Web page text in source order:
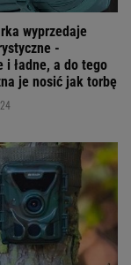
wyprzedaje
-
i ładne, a do tego
je nosić jak torbę